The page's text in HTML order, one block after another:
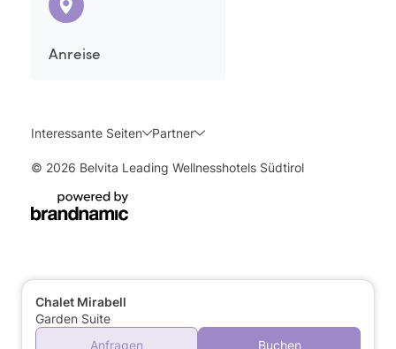
Chalet Mirabell
Garden Suite
Anfragen
Buchen
Anreise
Interessante Seiten Partner
© 2026 Belvita Leading Wellnesshotels Südtirol